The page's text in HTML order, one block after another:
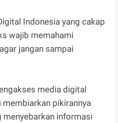
Indonesia yang cakap
wajib memahami
jangan sampai
media digital
pikirannya
menyebarkan informasi